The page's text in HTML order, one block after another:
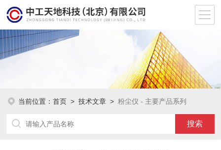
当前位置：首页 >技术文章 >粉尘仪 - 主要产品系列